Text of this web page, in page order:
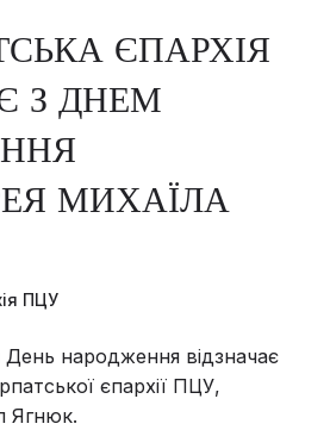
ЄПАРХІЯ
З ДНЕМ
МИХАЇЛА
ПЦУ
День народження відзначає
єпархії ПЦУ,
Ягнюк.